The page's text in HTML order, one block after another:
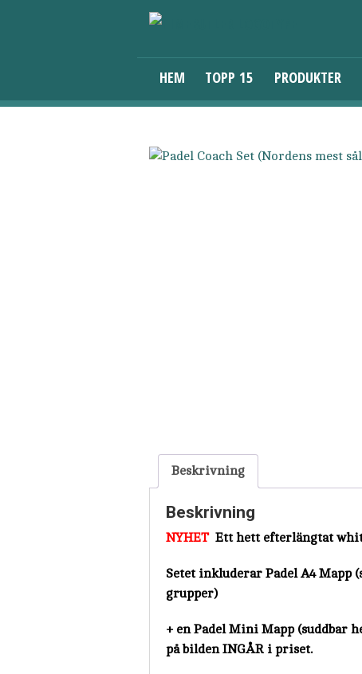
HEM TOPP 15 PRODUKTER
Beskrivning
Beskrivning
NYHET Ett hett efterlängtat
Setet inkluderar Padel A4
grupper)
+ en Padel Mini Mapp (suddbar
på bilden INGÅR i priset.